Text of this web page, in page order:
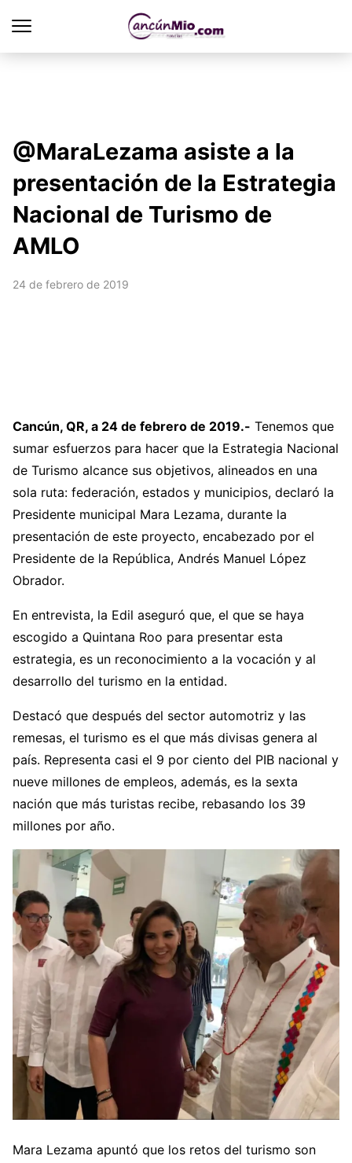
@MaraLezama asiste a la
presentación de la Estrategia
Nacional de Turismo de
AMLO
24 de febrero de 2019
Cancún, QR, a 24 de febrero de 2019.- Tenemos que
sumar esfuerzos para hacer que la Estrategia Nacional
de Turismo alcance sus objetivos, alineados en una
sola ruta: federación, estados y municipios, declaró la
Presidente municipal Mara Lezama, durante la
presentación de este proyecto, encabezado por el
Presidente de la República, Andrés Manuel López
Obrador.
En entrevista, la Edil aseguró que, el que se haya
escogido a Quintana Roo para presentar esta
estrategia, es un reconocimiento a la vocación y al
desarrollo del turismo en la entidad.
Destacó que después del sector automotriz y las
remesas, el turismo es el que más divisas genera al
país. Representa casi el 9 por ciento del PIB nacional y
nueve millones de empleos, además, es la sexta
nación que más turistas recibe, rebasando los 39
millones por año.
Mara Lezama apuntó que los retos del turismo son